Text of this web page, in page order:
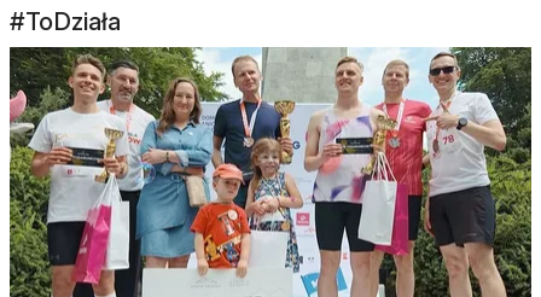
#ToDziała